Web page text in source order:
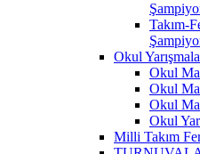
Takım-
Okul
Okul
Okul
Okul
Okul
Milli Takım